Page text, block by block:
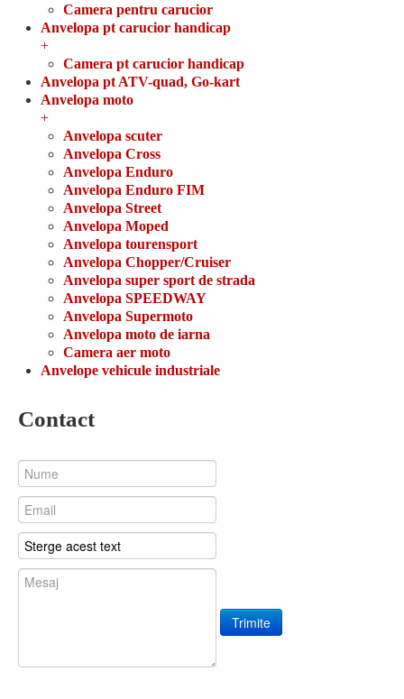
Camera pentru carucior
Anvelopa pt carucior handicap
+
Camera pt carucior handicap
Anvelopa pt ATV-quad, Go-kart
Anvelopa moto
+
Anvelopa scuter
Anvelopa Cross
Anvelopa Enduro
Anvelopa Enduro FIM
Anvelopa Street
Anvelopa Moped
Anvelopa tourensport
Anvelopa Chopper/Cruiser
Anvelopa super sport de strada
Anvelopa SPEEDWAY
Anvelopa Supermoto
Anvelopa moto de iarna
Camera aer moto
Anvelope vehicule industriale
Contact